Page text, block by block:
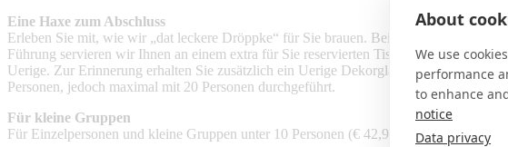
Eine Haxe zum Abschluss
Erleben Sie mit, wie wir „dat leckere Dröppke“ für Sie brauen. Bei unserer
Führung servieren wir Ihnen an einem extra für Sie reservierten Tisch eine Uerige-
Uerige. Zur Erinnerung erhalten Sie zusätzlich ein Uerige Dekorglas, einen Satz
Personen, jedoch maximal mit 20 Personen durchgeführt.
Für kleine Gruppen
Für Einzelpersonen und kleine Gruppen unter 10 Personen (€ 42,90 pro Person)
About
We use
performance
to enhance
notice
Data privacy